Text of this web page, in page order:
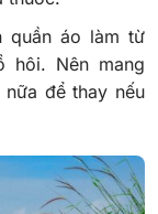
quần áo làm từ
hôi. Nên mang
để thay nếu